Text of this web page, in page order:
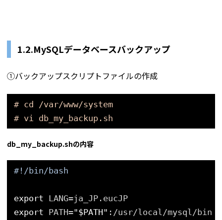
1.2.MySQLデータベースバックアップ
①バックアップスクリプトファイルの作成
# cd /var/www/system
# vi db_my_backup.sh
db_my_backup.shの内容
#!/bin/bash
export LANG=ja_JP.eucJP
export PATH="$PATH" :/usr/local/mysql/bin